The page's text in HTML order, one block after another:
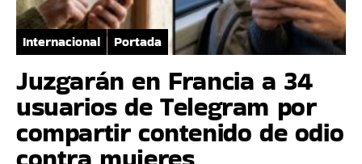
Internacional Portada
Juzgarán en Francia a 34
usuarios de Telegram por
compartir contenido de odio